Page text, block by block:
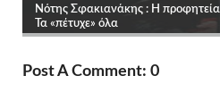
Post A Comment: 0